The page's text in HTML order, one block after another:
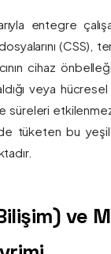
entegre
(CSS),
cihaz
veya
süreleri
tüketen bu yeşil
ve